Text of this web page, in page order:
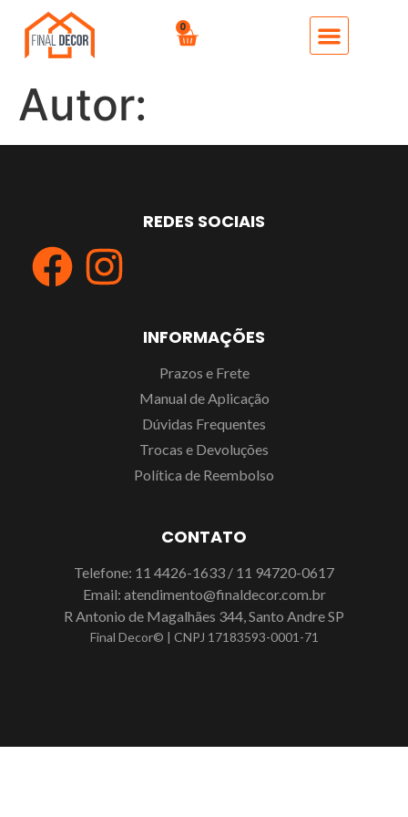
0
Autor:
CONTATO
Telefone: 11 4426-1633 / 11 94720-0617
Email: atendimento@finaldecor.com.br
R Antonio de Magalhães 344, Santo Andre SP
Final Decor© | CNPJ 17183593-0001-71
INFORMAÇÕES
Prazos e Frete
Manual de Aplicação
Dúvidas Frequentes
Trocas e Devoluções
Política de Reembolso
REDES SOCIAIS